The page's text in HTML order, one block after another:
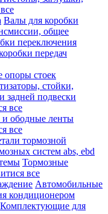
Валы для коробки
общее
переключения
передач
опоры стоек
стойки,
задней подвески
все
ободные ленты
все
тормозной
систем abs, ebd
Тормозные
все
Автомобильные
кондиционером
Комплектующие для